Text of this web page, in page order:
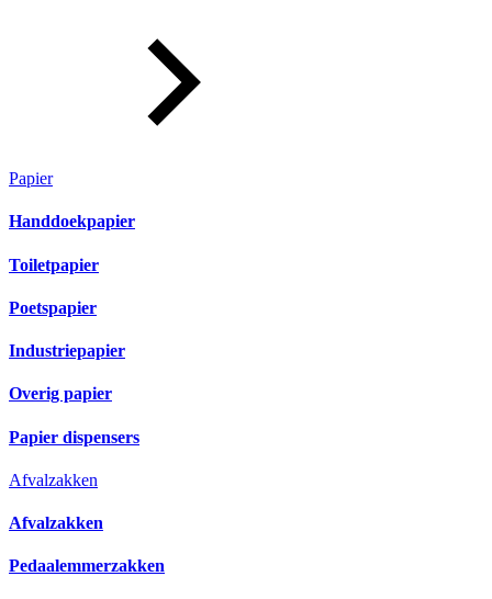
Papier
Handdoekpapier
Toiletpapier
Poetspapier
Industriepapier
Overig papier
Papier dispensers
Afvalzakken
Afvalzakken
Pedaalemmerzakken